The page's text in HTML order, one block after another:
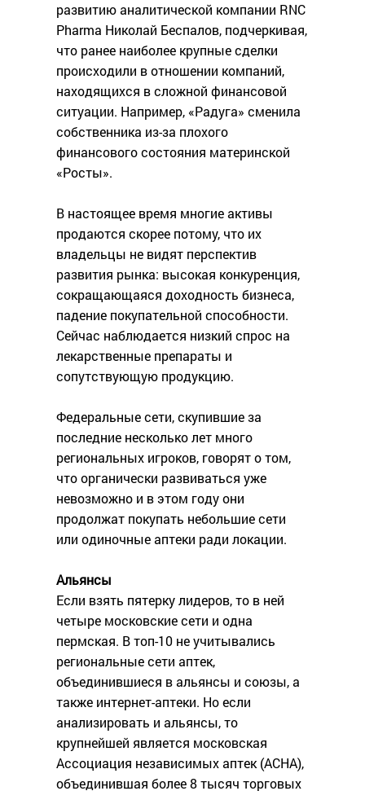
развитию аналитической компании RNC
Pharma Николай Беспалов, подчеркивая,
что ранее наиболее крупные сделки
происходили в отношении компаний,
находящихся в сложной финансовой
ситуации. Например, «Радуга» сменила
собственника из-за плохого
финансового состояния материнской
«Росты».
В настоящее время многие активы
продаются скорее потому, что их
владельцы не видят перспектив
развития рынка: высокая конкуренция,
сокращающаяся доходность бизнеса,
падение покупательной способности.
Сейчас наблюдается низкий спрос на
лекарственные препараты и
сопутствующую продукцию.
Федеральные сети, скупившие за
последние несколько лет много
региональных игроков, говорят о том,
что органически развиваться уже
невозможно и в этом году они
продолжат покупать небольшие сети
или одиночные аптеки ради локации.
Альянсы
Если взять пятерку лидеров, то в ней
четыре московские сети и одна
пермская. В топ-10 не учитывались
региональные сети аптек,
объединившиеся в альянсы и союзы, а
также интернет-аптеки. Но если
анализировать и альянсы, то
крупнейшей является московская
Ассоциация независимых аптек (АСНА),
объединившая более 8 тысяч торговых